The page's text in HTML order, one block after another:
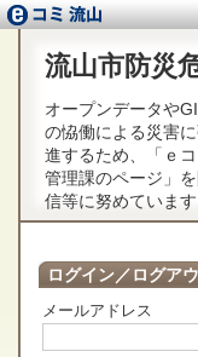
流山市防災
オープンデータや
の恊働による災害
進するため、「ｅ
管理課のページ」
信等に努めています
ログイン／ログア
メールアドレス